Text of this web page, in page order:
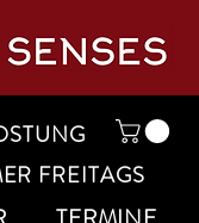
FREITAGS